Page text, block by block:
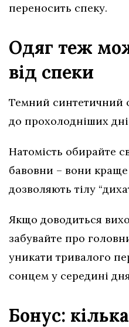
переносить спеку.
Одяг теж
від спеки
Темний синтетичний
до прохолодніших
Натомість обирайте
бавовни – вони краще
дозволяють тілу
Якщо доводиться
забувайте про
уникати тривалого
сонцем у середині
Бонус: